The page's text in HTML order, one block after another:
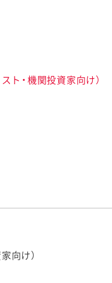
ト・機関投資家向け）
向け）